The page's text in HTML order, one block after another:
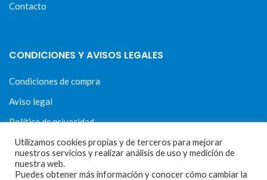
Contacto
CONDICIONES Y AVISOS LEGALES
Condiciones de compra
Aviso legal
Política de privacidad
Política de cookies
Utilizamos cookies propias y de terceros para mejorar
nuestros servicios y realizar análisis de uso y medición de
nuestra web.
Puedes obtener más información y conocer cómo cambiar la